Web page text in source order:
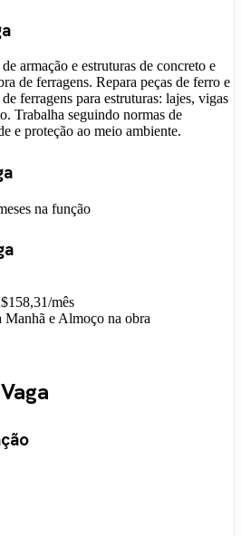
armação e estruturas de concreto e
de ferragens. Repara peças de ferro e
ferragens para estruturas: lajes, vigas
Trabalha seguindo normas de
e proteção ao meio ambiente.
na função
mês
e Almoço na obra